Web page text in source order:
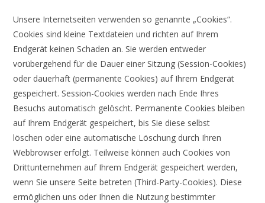
Unsere Internetseiten verwenden so genannte „Cookies“.
Cookies sind kleine Textdateien und richten auf Ihrem
Endgerät keinen Schaden an. Sie werden entweder
vorübergehend für die Dauer einer Sitzung (Session-Cookies)
oder dauerhaft (permanente Cookies) auf Ihrem Endgerät
gespeichert. Session-Cookies werden nach Ende Ihres
Besuchs automatisch gelöscht. Permanente Cookies bleiben
auf Ihrem Endgerät gespeichert, bis Sie diese selbst
löschen oder eine automatische Löschung durch Ihren
Webbrowser erfolgt. Teilweise können auch Cookies von
Drittunternehmen auf Ihrem Endgerät gespeichert werden,
wenn Sie unsere Seite betreten (Third-Party-Cookies). Diese
ermöglichen uns oder Ihnen die Nutzung bestimmter